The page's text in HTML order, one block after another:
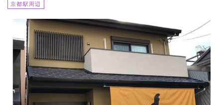
京都駅周辺